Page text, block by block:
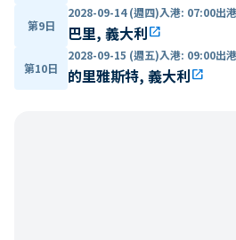
第9日
2028-09-14 (週四)入港: 07:00出港
巴里, 義大利open_in_new
第10日
2028-09-15 (週五)入港: 09:00出港
的里雅斯特, 義大利open_in_new